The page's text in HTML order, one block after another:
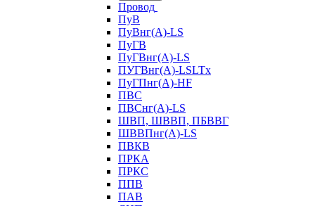
Провод
ПуВ
ПуВнг(А)-LS
ПуГВ
ПуГВнг(А)-LS
ПУГВнг(А)-LSLTx
ПуГПнг(А)-HF
ПВС
ПВСнг(А)-LS
ШВП, ШВВП, ПБВВГ
ШВВПнг(А)-LS
ПВКВ
ПРКА
ПРКС
ППВ
ПАВ